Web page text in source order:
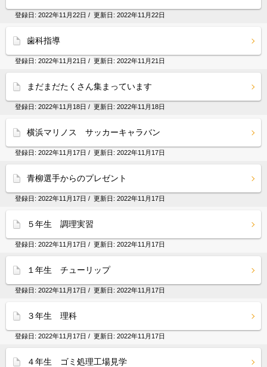
登録日: 2022年11月22日 / 更新日: 2022年11月22日
歯科指導
登録日: 2022年11月21日 / 更新日: 2022年11月21日
まだまだたくさん集まっています
登録日: 2022年11月18日 / 更新日: 2022年11月18日
横浜マリノス サッカーキャラバン
登録日: 2022年11月17日 / 更新日: 2022年11月17日
青柳選手からのプレゼント
登録日: 2022年11月17日 / 更新日: 2022年11月17日
５年生 調理実習
登録日: 2022年11月17日 / 更新日: 2022年11月17日
１年生 チューリップ
登録日: 2022年11月17日 / 更新日: 2022年11月17日
３年生 理科
登録日: 2022年11月17日 / 更新日: 2022年11月17日
４年生 ゴミ処理工場見学